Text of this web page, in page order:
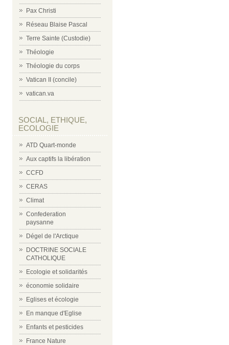
Pax Christi
Réseau Blaise Pascal
Terre Sainte (Custodie)
Théologie
Théologie du corps
Vatican II (concile)
vatican.va
SOCIAL, ETHIQUE,
ECOLOGIE
ATD Quart-monde
Aux captifs la libération
CCFD
CERAS
Climat
Confederation
paysanne
Dégel de l'Arctique
DOCTRINE SOCIALE
CATHOLIQUE
Ecologie et solidarités
économie solidaire
Eglises et écologie
En manque d'Eglise
Enfants et pesticides
France Nature